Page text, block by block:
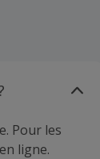
Pour les
ligne.